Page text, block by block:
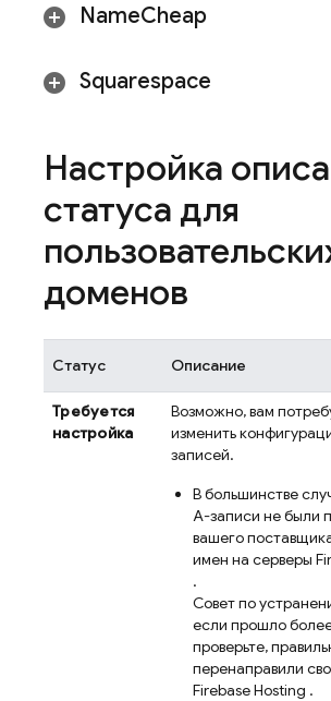
NameCheap
Squarespace
Настройка
статуса для
доменов
Статус Описание
Требуется
настройка
Возможно, вам
изменить
записей.
В большинстве
A-записи не были
вашего
имен на серверы
.
Совет по
если прошло
проверьте,
перенаправили
Firebase Hosting .